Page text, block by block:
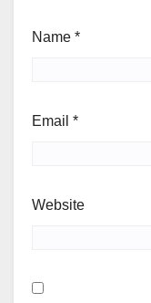
Name *
Email *
Website